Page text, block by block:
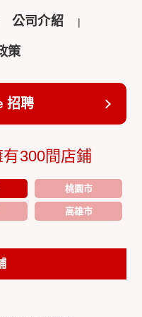
公司介紹
策
招聘
300間店鋪
桃園市
高雄市